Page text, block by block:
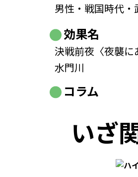
男性・戦国時代・
効果名
決戦前夜〈夜襲に
水門川
コラム
いざ